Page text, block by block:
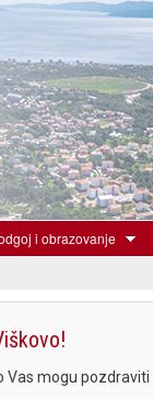
i obrazovanje
Vas mogu